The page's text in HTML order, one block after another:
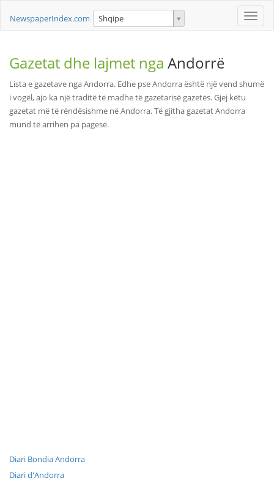
Toggle
NewspaperIndex.com Shqipe
Gazetat dhe lajmet nga Andorrë
Lista e gazetave nga Andorra. Edhe pse Andorra është një vend shumë
i vogël, ajo ka një traditë të madhe të gazetarisë gazetës. Gjej këtu
gazetat më të rëndësishme në Andorra. Të gjitha gazetat Andorra
mund të arrihen pa pagesë.
Diari Bondia Andorra
Diari d'Andorra